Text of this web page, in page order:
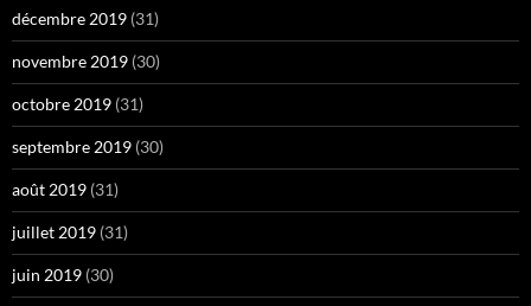
décembre 2019 (31)
novembre 2019 (30)
octobre 2019 (31)
septembre 2019 (30)
août 2019 (31)
juillet 2019 (31)
juin 2019 (30)